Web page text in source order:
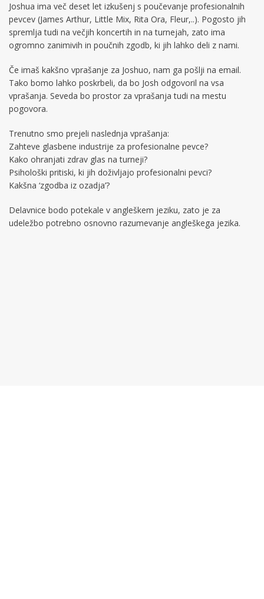
Joshua ima več deset let izkušenj s poučevanje profesionalnih
pevcev (James Arthur, Little Mix, Rita Ora, Fleur,..). Pogosto jih
spremlja tudi na večjih koncertih in na turnejah, zato ima
ogromno zanimivih in poučnih zgodb, ki jih lahko deli z nami.
Če imaš kakšno vprašanje za Joshuo, nam ga pošlji na email.
Tako bomo lahko poskrbeli, da bo Josh odgovoril na vsa
vprašanja. Seveda bo prostor za vprašanja tudi na mestu
pogovora.
Trenutno smo prejeli naslednja vprašanja:
Zahteve glasbene industrije za profesionalne pevce?
Kako ohranjati zdrav glas na turneji?
Psihološki pritiski, ki jih doživljajo profesionalni pevci?
Kakšna ‘zgodba iz ozadja’?
Delavnice bodo potekale v angleškem jeziku, zato je za
udeležbo potrebno osnovno razumevanje angleškega jezika.